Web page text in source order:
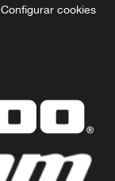
Configurar cookies